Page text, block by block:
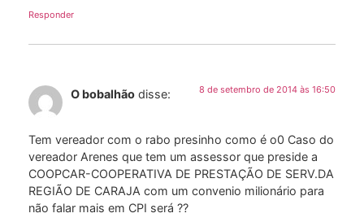
Responder
O bobalhão disse: 8 de setembro de 2014 às 16:50
Tem vereador com o rabo presinho como é o0 Caso do
vereador Arenes que tem um assessor que preside a
COOPCAR-COOPERATIVA DE PRESTAÇÃO DE SERV.DA
REGIÃO DE CARAJA com um convenio milionário para
não falar mais em CPI será ??